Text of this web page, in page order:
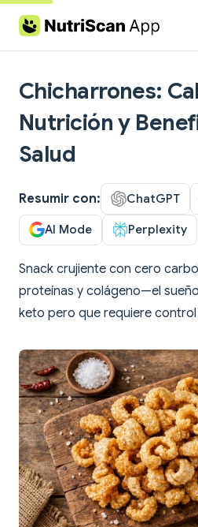
Skip to content
Chicharrones:
Nutrición y
Salud
Resumir con: ChatGPT
AI Mode Perplexity
Snack crujiente con cero
proteínas y colágeno—el
keto pero que requiere